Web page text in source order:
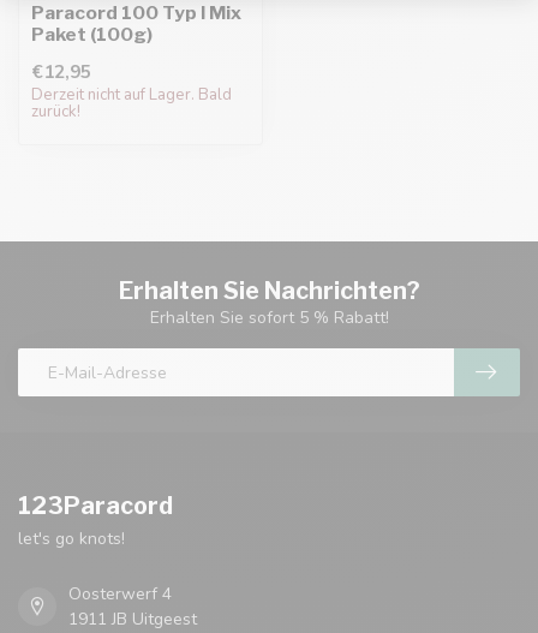
Paracord 100 Typ I Mix
Paket (100g)
€12,95
Derzeit nicht auf Lager. Bald
zurück!
Erhalten Sie Nachrichten?
Erhalten Sie sofort 5 % Rabatt!
123Paracord
let's go knots!
Oosterwerf 4
1911 JB Uitgeest